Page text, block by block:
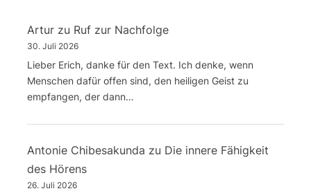
Artur zu Ruf zur Nachfolge
30. Juli 2026
Lieber Erich, danke für den Text. Ich denke, wenn
Menschen dafür offen sind, den heiligen Geist zu
empfangen, der dann…
Antonie Chibesakunda zu Die innere Fähigkeit
des Hörens
26. Juli 2026